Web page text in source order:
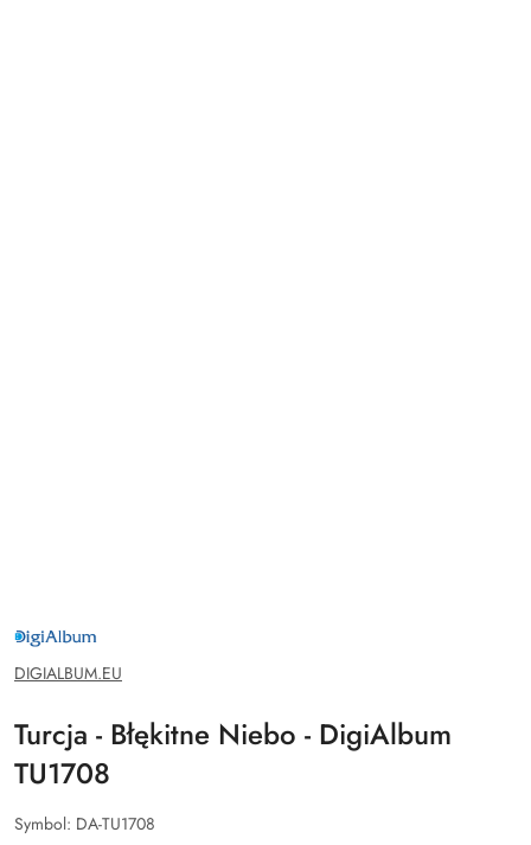
DIGIALBUM.EU
DIGIALBUM.EU
Turcja - Błękitne Niebo - DigiAlbum
TU1708
Symbol: DA-TU1708